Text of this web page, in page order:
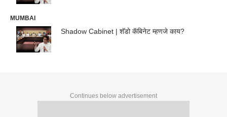
MUMBAI
Shadow Cabinet | शॅडो कॅबिनेट म्हणजे काय?
Continues below advertisement